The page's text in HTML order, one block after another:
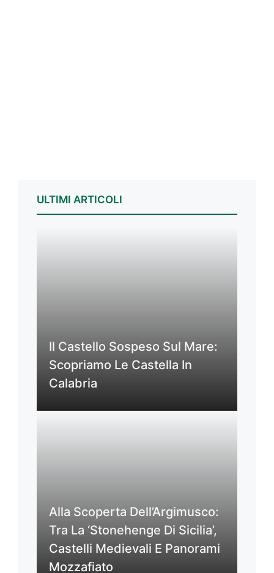
ULTIMI ARTICOLI
Il Castello Sospeso Sul Mare:
Scopriamo Le Castella In
Calabria
Alla Scoperta Dell’Argimusco:
Tra La ‘Stonehenge Di Sicilia’,
Castelli Medievali E Panorami
Mozzafiato